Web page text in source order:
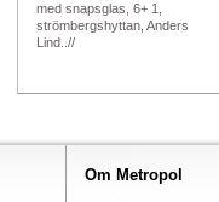
med snapsglas, 6+ 1,
strömbergshyttan, Anders
Lind..//
Om Metropol